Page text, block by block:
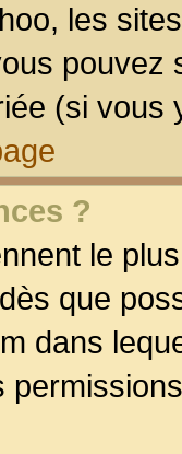
les
pouvez
(si vous
?
le
que
dans